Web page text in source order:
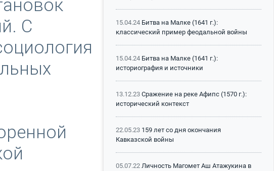
С
15.04.24 Битва на Малке (1641 г.):
классический пример феодальной войны
15.04.24 Битва на Малке (1641 г.):
историография и источники
13.12.23 Сражение на реке Афипс (1570 г.):
исторический контекст
22.05.23 159 лет со дня окончания
Кавказской войны
05.07.22 Личность Магомет Аш Атажукина в